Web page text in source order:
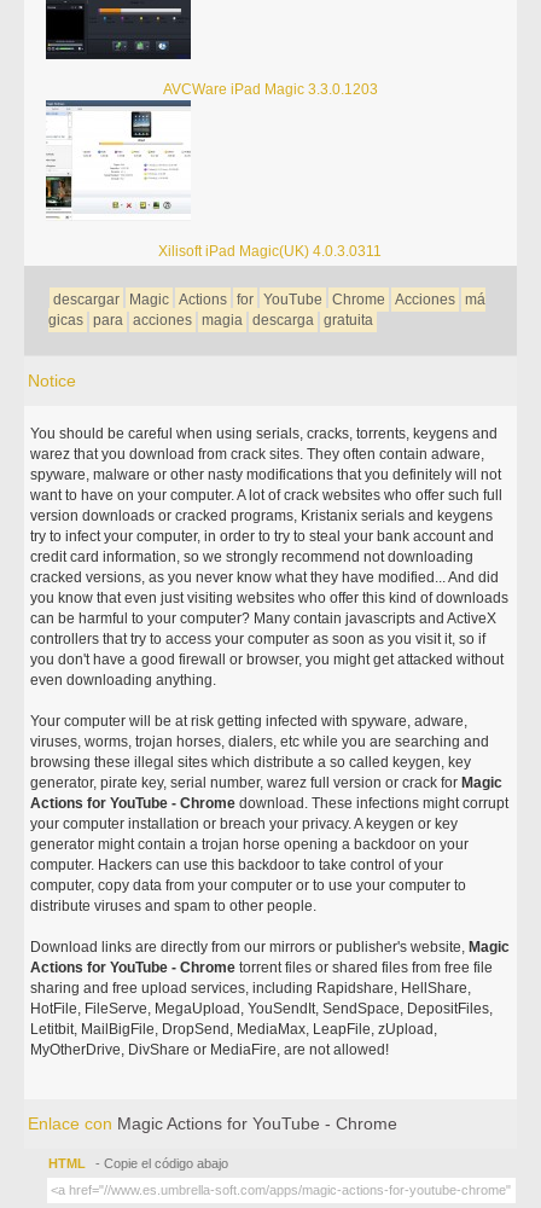
AVCWare iPad Magic 3.3.0.1203
Xilisoft iPad Magic(UK) 4.0.3.0311
descargar Magic Actions for YouTube Chrome Acciones má
gicas para acciones magia descarga gratuita
Notice
You should be careful when using serials, cracks, torrents, keygens and
warez that you download from crack sites. They often contain adware,
spyware, malware or other nasty modifications that you definitely will not
want to have on your computer. A lot of crack websites who offer such full
version downloads or cracked programs, Kristanix serials and keygens
try to infect your computer, in order to try to steal your bank account and
credit card information, so we strongly recommend not downloading
cracked versions, as you never know what they have modified... And did
you know that even just visiting websites who offer this kind of downloads
can be harmful to your computer? Many contain javascripts and ActiveX
controllers that try to access your computer as soon as you visit it, so if
you don't have a good firewall or browser, you might get attacked without
even downloading anything.
Your computer will be at risk getting infected with spyware, adware,
viruses, worms, trojan horses, dialers, etc while you are searching and
browsing these illegal sites which distribute a so called keygen, key
generator, pirate key, serial number, warez full version or crack for Magic
Actions for YouTube - Chrome download. These infections might corrupt
your computer installation or breach your privacy. A keygen or key
generator might contain a trojan horse opening a backdoor on your
computer. Hackers can use this backdoor to take control of your
computer, copy data from your computer or to use your computer to
distribute viruses and spam to other people.
Download links are directly from our mirrors or publisher's website, Magic
Actions for YouTube - Chrome torrent files or shared files from free file
sharing and free upload services, including Rapidshare, HellShare,
HotFile, FileServe, MegaUpload, YouSendIt, SendSpace, DepositFiles,
Letitbit, MailBigFile, DropSend, MediaMax, LeapFile, zUpload,
MyOtherDrive, DivShare or MediaFire, are not allowed!
Enlace con Magic Actions for YouTube - Chrome
HTML - Copie el código abajo